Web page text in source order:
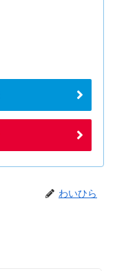
わいひら